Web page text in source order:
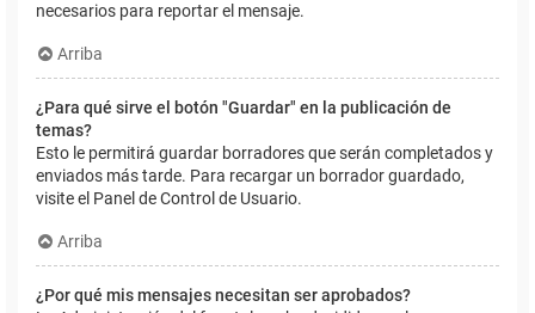
necesarios para reportar el mensaje.
Arriba
¿Para qué sirve el botón "Guardar" en la publicación de
temas?
Esto le permitirá guardar borradores que serán completados y
enviados más tarde. Para recargar un borrador guardado,
visite el Panel de Control de Usuario.
Arriba
¿Por qué mis mensajes necesitan ser aprobados?